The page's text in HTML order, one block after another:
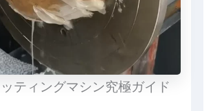
ティングマシン究極ガイド